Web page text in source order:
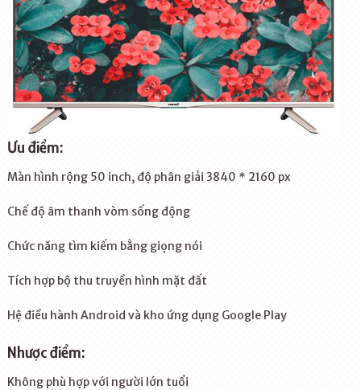
Ưu điểm:
Màn hình rộng 50 inch, độ phân giải 3840 * 2160 px
Chế độ âm thanh vòm sống động
Chức năng tìm kiếm bằng giọng nói
Tích hợp bộ thu truyền hình mặt đất
Hệ điều hành Android và kho ứng dụng Google Play
Nhược điểm:
Không phù hợp với người lớn tuổi